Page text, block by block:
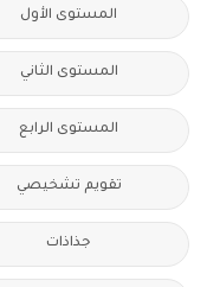
المستوى الأول
المستوى الثاني
المستوى الرابع
تقويم تشخيصي
جذاذات